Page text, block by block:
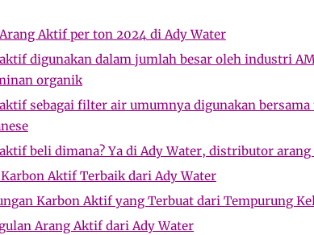
Aktif per ton 2024 di Ady Water
digunakan dalam jumlah besar oleh industri
organik
sebagai filter air umumnya digunakan
beli dimana? Ya di Ady Water, distributor
Aktif Terbaik dari Ady Water
Karbon Aktif yang Terbuat dari Tempurung
Arang Aktif dari Ady Water